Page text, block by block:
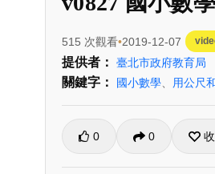
515 次觀看 2019-12-07
提供者： 臺北市政府教育局
關鍵字： 國小數學 用公尺
0 0